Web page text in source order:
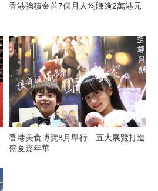
香港強積金首7個月人均賺逾2萬港元
香港美食博覽8月舉行 五大展覽打造
盛夏嘉年華